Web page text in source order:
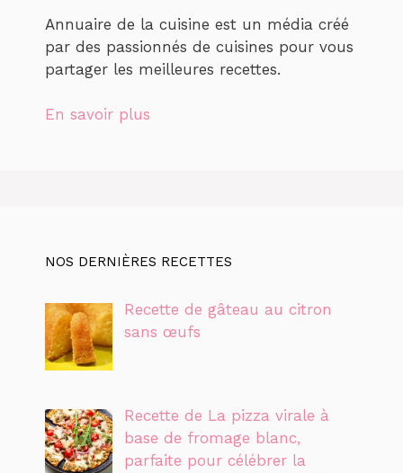
Annuaire de la cuisine est un média créé
par des passionnés de cuisines pour vous
partager les meilleures recettes.
En savoir plus
NOS DERNIÈRES RECETTES
Recette de gâteau au citron
sans œufs
Recette de La pizza virale à
base de fromage blanc,
parfaite pour célébrer la